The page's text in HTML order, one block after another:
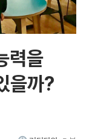
력을
을까?